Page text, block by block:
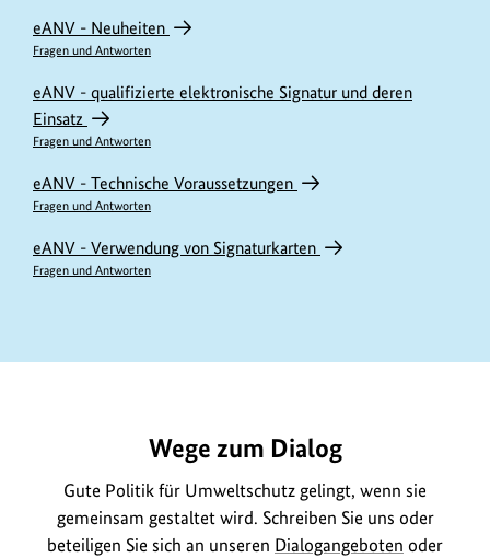
eANV - Neuheiten
Fragen und Antworten
eANV - qualifizierte elektronische Signatur und deren
Einsatz
Fragen und Antworten
eANV - Technische Voraussetzungen
Fragen und Antworten
eANV - Verwendung von Signaturkarten
Fragen und Antworten
Wege zum Dialog
Gute Politik für Umweltschutz gelingt, wenn sie
gemeinsam gestaltet wird. Schreiben Sie uns oder
beteiligen Sie sich an unseren Dialogangeboten oder